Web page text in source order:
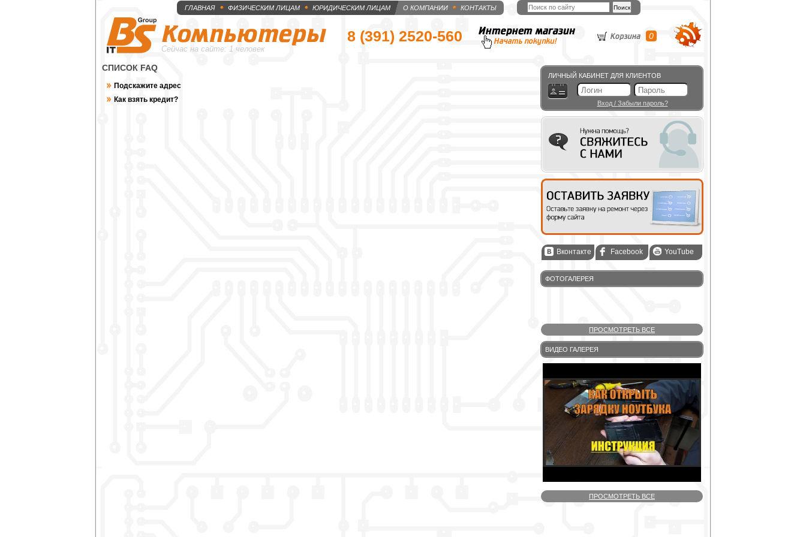
ГЛАВНАЯ ФИЗИЧЕСКИМ ЛИЦАМ ЮРИДИЧЕСКИМ ЛИЦАМ О КОМПАНИИ КОНТАКТЫ
Сейчас на сайте: 1 человек
8 (391) 2520-560 0
СПИСОК FAQ
Подскажите адрес
Как взять кредит?
ЛИЧНЫЙ КАБИНЕТ ДЛЯ КЛИЕНТОВ
Вход/ Забыли пароль?
Вконтакте Facebook YouTube
ФОТОГАЛЕРЕЯ
ПРОСМОТРЕТЬ ВСЕ
ВИДЕО ГАЛЕРЕЯ
ПРОСМОТРЕТЬ ВСЕ